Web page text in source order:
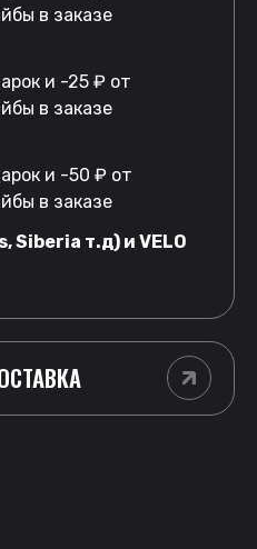
в заказе
и -25 ₽ от
в заказе
и -50 ₽ от
в заказе
Siberia т.д) и VELO